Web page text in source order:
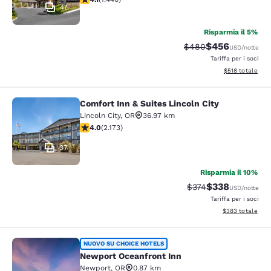
47
Risparmia il 5%
Tariffa di barratura:
$480Tariffa
$456USD/notte
Tariffa per i soci
Visualizza i
$518 totale
Comfort Inn & Suites Lincoln City
37
Comfort Inn & Suites Lincoln City
Lincoln City, OR
36.97 km
Valutazione di 4.04 stelle. Molto buono. 2173
4.0(2.173)
Risparmia il 10%
Tariffa di barratura:
$374Tariffa
$338USD/notte
Tariffa per i soci
Visualizza i
$383 totale
Newport Oceanfront Inn
NUOVO SU CHOICE HOTELS
Newport Oceanfront Inn
Newport, OR 0.87 km